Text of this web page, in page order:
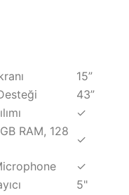
15”
43”
✓
RAM, 128
✓
✓
5"